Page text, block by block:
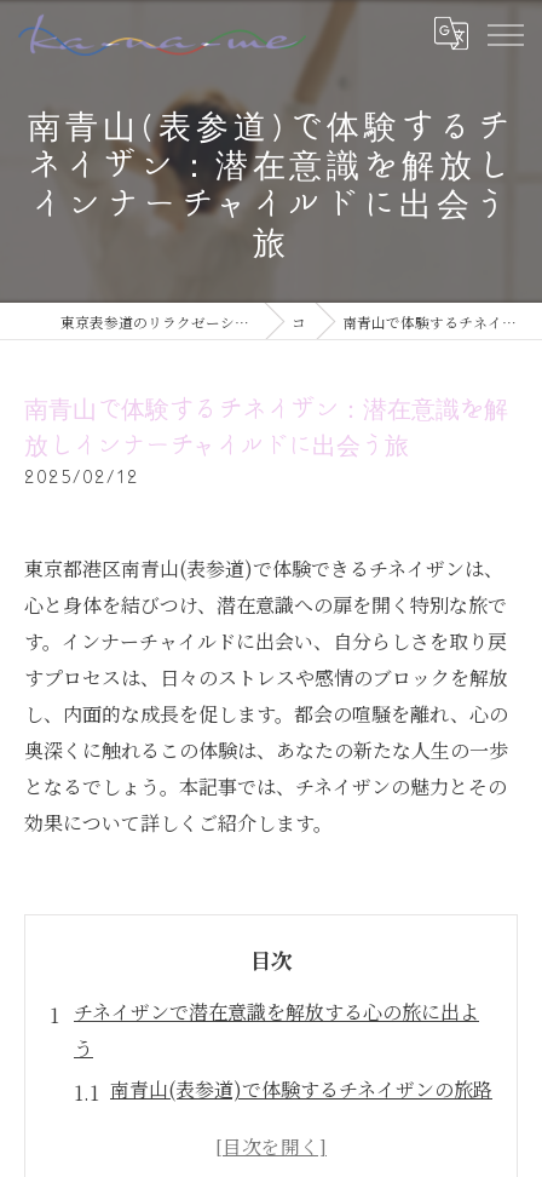
南青山(表参道)で体験するチ
ネイザン：潜在意識を解放し
インナーチャイルドに出会う
旅
東京表参道のリラクゼーションならチネイザン / ボディ & マインドケアサロン ka-na-me コラム 南青山で体験するチネイザン：潜在意識を解放しインナーチャイルドに出会う旅
南青山で体験するチネイザン：潜在意識を解
放しインナーチャイルドに出会う旅
2025/02/12
東京都港区南青山(表参道)で体験できるチネイザンは、
心と身体を結びつけ、潜在意識への扉を開く特別な旅で
す。インナーチャイルドに出会い、自分らしさを取り戻
すプロセスは、日々のストレスや感情のブロックを解放
し、内面的な成長を促します。都会の喧騒を離れ、心の
奥深くに触れるこの体験は、あなたの新たな人生の一歩
となるでしょう。本記事では、チネイザンの魅力とその
効果について詳しくご紹介します。
目次
チネイザンで潜在意識を解放する心の旅に出よ
う
南青山(表参道)で体験するチネイザンの旅路